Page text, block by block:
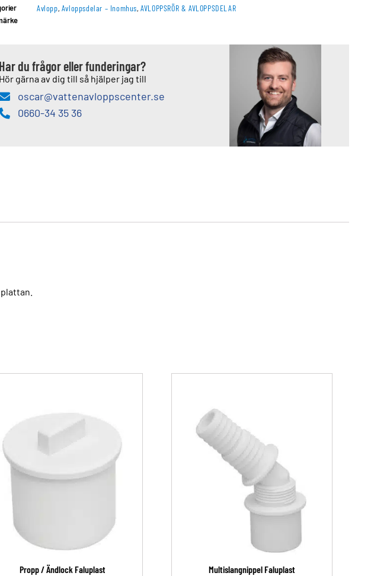
Avlopp, Avloppsdelar – Inomhus,AVLOPPSRÖR & AVLOPPSDELAR
Har du frågor eller funderingar?
Hör gärna av dig till så hjälper jag till
oscar@vattenavloppscenter.se
0660-34 35 36
Propp / Ändlock Faluplast Multislangnippel Faluplast